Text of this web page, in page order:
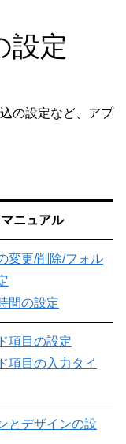
設定
の設定など、アプ
マニュアル
変更/削除/フォル
間の設定
項目の設定
項目の入力タイ
とデザインの設